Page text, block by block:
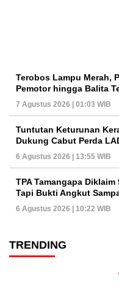
Terobos Lampu Merah,
Pemotor hingga Balita
7 Agustus 2026 | 01:03 WIB
Tuntutan Keturunan
Dukung Cabut Perda
6 Agustus 2026 | 13:55 WIB
TPA Tamangapa
Tapi Bukti Angkut
6 Agustus 2026 | 10:22 WIB
TRENDING